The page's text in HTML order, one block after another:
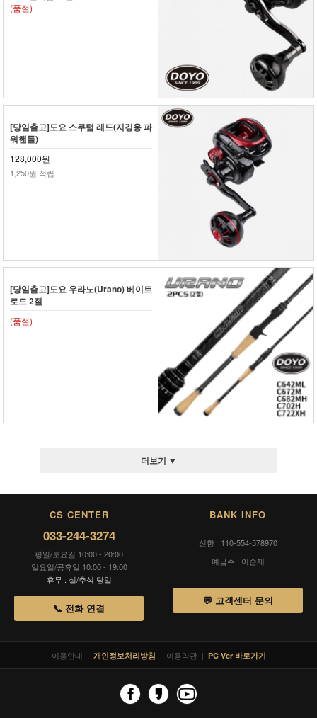
(품절)
[당일출고]도요 스쿠텀 레드(지깅용 파
워핸들)
128,000원
1,250원 적립
[당일출고]도요 우라노(Urano) 베이트
로드 2절
(품절)
더보기 ▼
CS CENTER
033-244-3274
평일/토요일 10:00 - 20:00
일요일/공휴일 10:00 - 19:00
휴무 : 설/추석 당일
📞 전화 연결
BANK INFO
신한 110-554-578970
예금주 : 이순재
💬 고객센터 문의
이용안내 | 개인정보처리방침 | 이용약관 | PC Ver 바로가기